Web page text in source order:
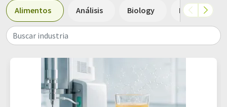
Alimentos Análisis Biology Medicina
Buscar industria